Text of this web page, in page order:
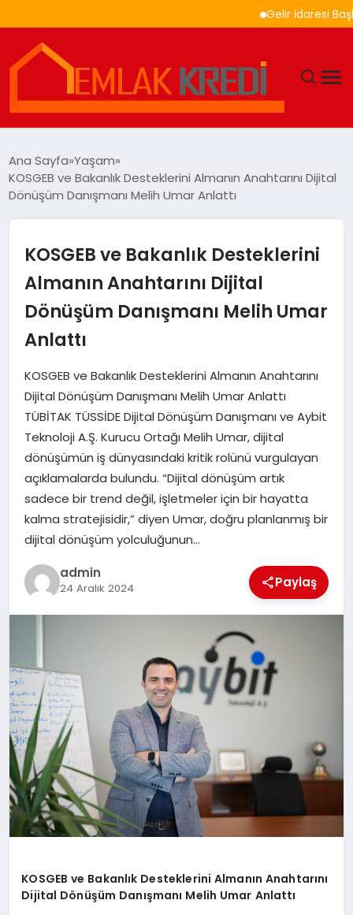
Gelir İdaresi
EKONOMI
MAGAZIN
SIYASET
SPOR
TEKNOLOJI
YAŞAM
Ana Sayfa Yaşam
KOSGEB ve Bakanlık Desteklerini Almanın Anahtarını Dijital
Dönüşüm Danışmanı Melih Umar Anlattı
KOSGEB ve Bakanlık Desteklerini
Almanın Anahtarını Dijital
Dönüşüm Danışmanı Melih Umar
Anlattı
KOSGEB ve Bakanlık Desteklerini Almanın Anahtarını
Dijital Dönüşüm Danışmanı Melih Umar Anlattı
TÜBİTAK TÜSSİDE Dijital Dönüşüm Danışmanı ve Aybit
Teknoloji A.Ş. Kurucu Ortağı Melih Umar, dijital
dönüşümün iş dünyasındaki kritik rolünü vurgulayan
açıklamalarda bulundu. “Dijital dönüşüm artık
sadece bir trend değil, işletmeler için bir hayatta
kalma stratejisidir,” diyen Umar, doğru planlanmış bir
dijital dönüşüm yolculuğunun…
admin
24 Aralık 2024 Paylaş
KOSGEB ve Bakanlık Desteklerini Almanın Anahtarını
Dijital Dönüşüm Danışmanı Melih Umar Anlattı